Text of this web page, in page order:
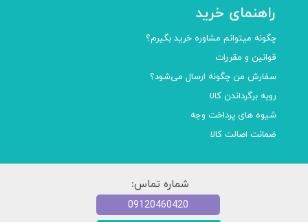
راهنمای خرید
چگونه میتوانم مشاوره خرید بگیرم؟
قوانین و مقررات
سفارش من چگونه ارسال می‌شود؟
رویه برگرداندن کالا
شیوه های پرداخت وجه
ضمانت اصالت کالا
شماره تماس:
09120460420